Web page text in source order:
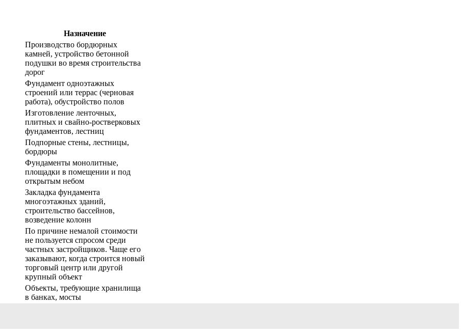
Назначение
Производство бордюрных
камней, устройство бетонной
подушки во время строительства
дорог
Фундамент одноэтажных
строений или террас (черновая
работа), обустройство полов
Изготовление ленточных,
плитных и свайно-ростверковых
фундаментов, лестниц
Подпорные стены, лестницы,
бордюры
Фундаменты монолитные,
площадки в помещении и под
открытым небом
Закладка фундамента
многоэтажных зданий,
строительство бассейнов,
возведение колонн
По причине немалой стоимости
не пользуется спросом среди
частных застройщиков. Чаще его
заказывают, когда строится новый
торговый центр или другой
крупный объект
Объекты, требующие хранилища
в банках, мосты